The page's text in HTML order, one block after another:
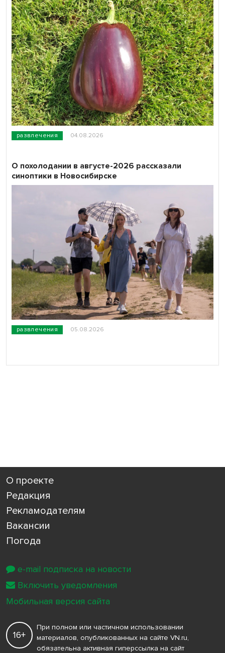
развлечения 04.08.2026
развлечения 05.08.2026
О похолодании в августе-2026 рассказали
синоптики в Новосибирске
О проекте
Редакция
Рекламодателям
Вакансии
Погода
16+
При полном или частичном использовании
материалов, опубликованных на сайте VN.ru,
обязательна активная гиперссылка на сайт
e-mail подписка на новости
Включить уведомления
Мобильная версия сайта